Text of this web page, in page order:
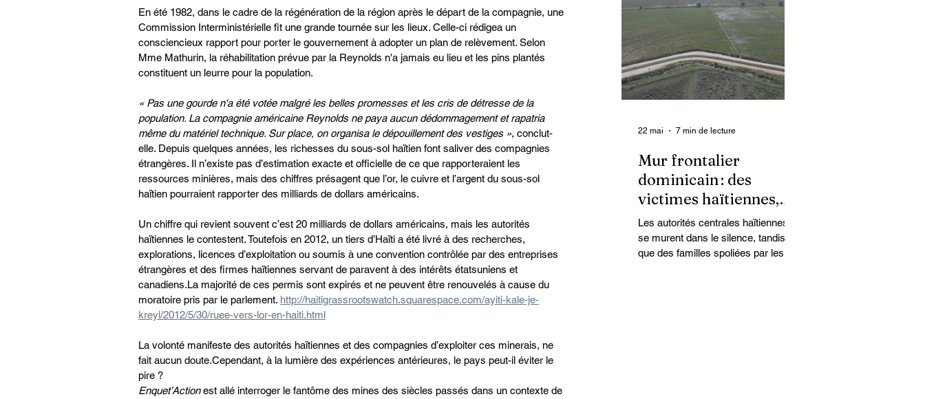
En été 1982, dans le cadre de la régénération de la région après le départ de la compagnie, une
Commission Interministérielle fit une grande tournée sur les lieux. Celle-ci rédigea un
consciencieux rapport pour porter le gouvernement à adopter un plan de relèvement. Selon
Mme Mathurin, la réhabilitation prévue par la Reynolds n'a jamais eu lieu et les pins plantés
constituent un leurre pour la population.
« Pas une gourde n'a été votée malgré les belles promesses et les cris de détresse de la
population. La compagnie américaine Reynolds ne paya aucun dédommagement et rapatria
même du matériel technique. Sur place, on organisa le dépouillement des vestiges », conclut-
elle. Depuis quelques années, les richesses du sous-sol haïtien font saliver des compagnies
étrangères. Il n’existe pas d’estimation exacte et officielle de ce que rapporteraient les
ressources minières, mais des chiffres présagent que l’or, le cuivre et l’argent du sous-sol
haïtien pourraient rapporter des milliards de dollars américains.
Un chiffre qui revient souvent c’est 20 milliards de dollars américains, mais les autorités
haïtiennes le contestent. Toutefois en 2012, un tiers d’Haïti a été livré à des recherches,
explorations, licences d’exploitation ou soumis à une convention contrôlée par des entreprises
étrangères et des firmes haïtiennes servant de paravent à des intérêts étatsuniens et
canadiens.La majorité de ces permis sont expirés et ne peuvent être renouvelés à cause du
moratoire pris par le parlement. http://haitigrassrootswatch.squarespace.com/ayiti-kale-je-
kreyl/2012/5/30/ruee-vers-lor-en-haiti.html
La volonté manifeste des autorités haïtiennes et des compagnies d’exploiter ces minerais, ne
fait aucun doute.Cependant, à la lumière des expériences antérieures, le pays peut-il éviter le
pire ?
Enquet’Action est allé interroger le fantôme des mines des siècles passés dans un contexte de
instrument de punition et de contrôle
qui déshumanise des milliers de
femmes et de filles, ce sont les
organisations non
gouvernementales (ONG) qui se
retrouvent en première ligne pour
accompagner les survivantes sur le
Mur frontalier
dominicain : des
victimes haïtiennes,
l’État regarde ailleurs
Les autorités centrales haïtiennes
se murent dans le silence, tandis
que des familles spoliées par les
22 mai 7 min de lecture